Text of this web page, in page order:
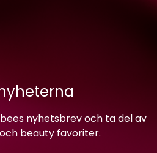
nyhetsbrev och ta del av
beauty favoriter.